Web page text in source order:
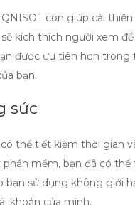
còn giúp cải thiện
kích thích người xem để
được ưu tiên hơn
bạn.
sức
thể tiết kiệm thời gian
mềm, bạn đã có
bạn sử dụng không giới
khoản của mình.